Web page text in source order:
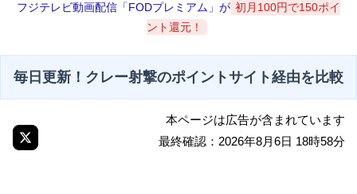
フジテレビ動画配信「FODプレミアム」が 初月100円で150ポイ
ント還元！
毎日更新！クレー射撃のポイントサイト経由を比較
本ページは広告が含まれています
最終確認：2026年8月6日 18時58分